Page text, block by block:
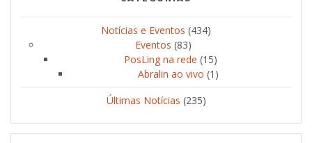
Notícias e Eventos (434)
Eventos (83)
PosLing na rede (15)
Abralin ao vivo (1)
Últimas Notícias (235)